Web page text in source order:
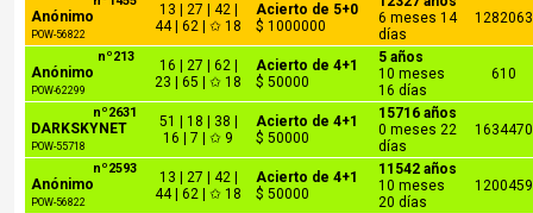
Anónimo
POW-56822
13 | 27 | 42 |
44 | 62 | ✩ 18
Acierto de 5+0
$ 1000000
6 meses 14
días
1282063
nº213
Anónimo
POW-62299
16 | 27 | 62 |
23 | 65 | ✩ 18
Acierto de 4+1
$ 50000
5 años
10 meses
16 días
610
nº2631
DARKSKYNET
POW-55718
51 | 18 | 38 |
16 | 7 | ✩ 9
Acierto de 4+1
$ 50000
15716 años
0 meses 22
días
1634470
nº2593
Anónimo
POW-56822
13 | 27 | 42 |
44 | 62 | ✩ 18
Acierto de 4+1
$ 50000
11542 años
10 meses
20 días
1200459